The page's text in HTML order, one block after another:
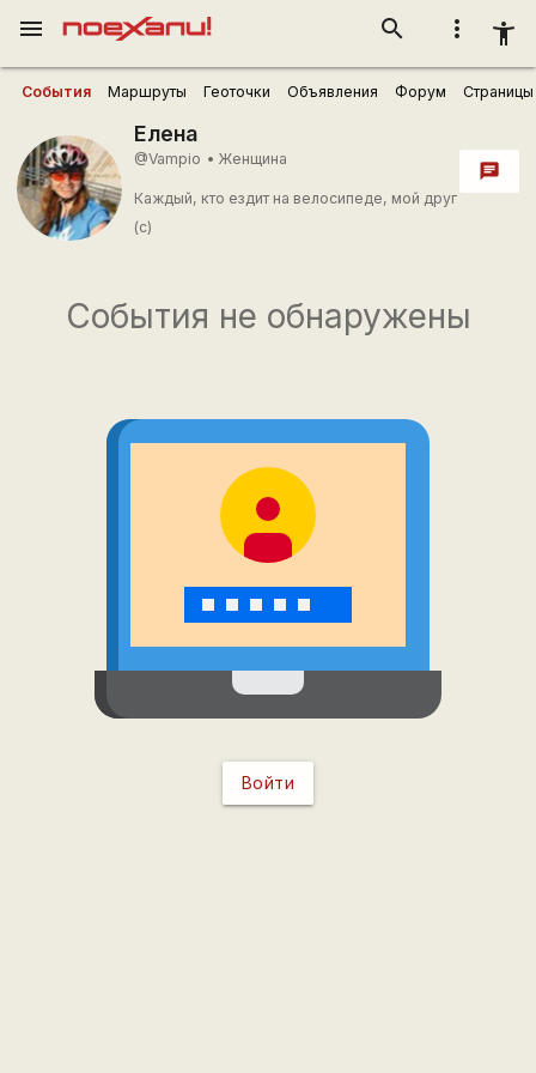
more_vert accessibility_new
search
menu
События Маршруты Геоточки Объявления Форум Страницы
Елена
@Vampio • Женщина
Каждый, кто ездит на велосипеде, мой друг
(с)
chat
События не обнаружены
Войти